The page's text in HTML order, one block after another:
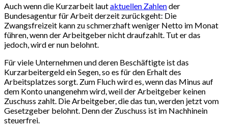
Auch wenn die Kurzarbeit lautaktuellen Zahlender
Bundesagentur für Arbeit derzeit zurückgeht: Die
Zwangsfreizeit kann zu schmerzhaft weniger Netto im Monat
führen, wenn der Arbeitgeber nicht draufzahlt. Tut er das
jedoch, wird er nun belohnt.
Für viele Unternehmen und deren Beschäftigte ist das
Kurzarbeitergeld ein Segen, so es für den Erhalt des
Arbeitsplatzes sorgt. Zum Fluch wird es, wenn das Minus auf
dem Konto unangenehm wird, weil der Arbeitgeber keinen
Zuschuss zahlt. Die Arbeitgeber, die das tun, werden jetzt vom
Gesetzgeber belohnt. Denn der Zuschuss ist im Nachhinein
steuerfrei.